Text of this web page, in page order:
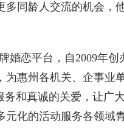
同龄人交流的机会，
恋平台，自2009年创
惠州各机关、企事
和真诚的关爱，让广
化的活动服务各领